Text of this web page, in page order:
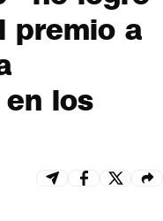
premio a
los